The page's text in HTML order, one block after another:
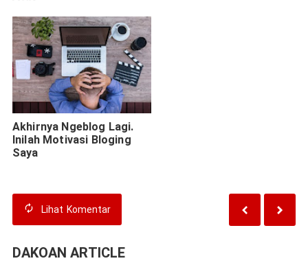
Akhirnya Ngeblog Lagi.
Inilah Motivasi Bloging
Saya
Lihat Komentar
DAKOAN ARTICLE